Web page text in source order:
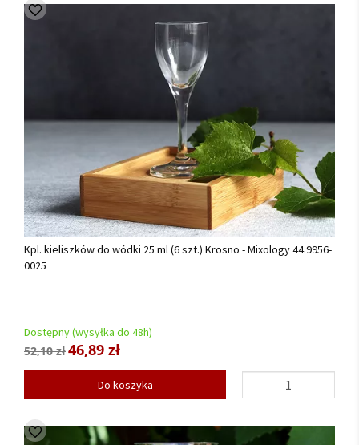
Kpl. kieliszków do wódki 25 ml (6 szt.) Krosno - Mixology 44.9956-
0025
Dostępny (wysyłka do 48h)
52,10 zł46,89 zł
Do koszyka